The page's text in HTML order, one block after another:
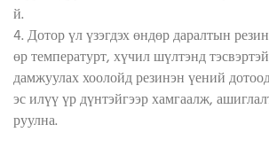
й.
4. Дотор үл үзэгдэх өндөр даралтын
өр температурт, хүчил шүлтэнд
дамжуулах хоолойд резинэн үений
эс илүү үр дүнтэйгээр хамгаалж,
руулна.